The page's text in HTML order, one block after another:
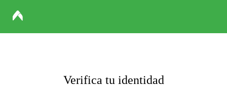
Verifica tu identidad